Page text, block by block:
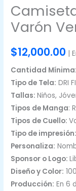
Varón
$12,000.00 |
Cantidad Mínima:
Tipo de Tela: DRI
Tallas:Niños,
Tipos de Manga:
Tipos de Cuello:
Tipo de impresión:
Personaliza:
Sponsor o Logo:
Diseño y Color:
Producción: En 6